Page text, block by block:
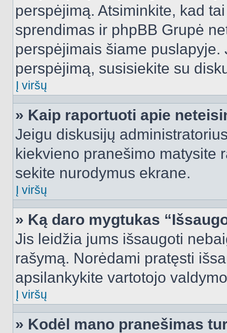
perspėjimą. Atsiminkite, kad
sprendimas ir phpBB Grupė
perspėjimais šiame
perspėjimą, susisiekite su
Į viršų
» Kaip raportuoti apie
Jeigu diskusijų
kiekvieno pranešimo matysite
sekite nurodymus ekrane.
Į viršų
» Ką daro mygtukas
Jis leidžia jums išsaugoti
rašymą. Norėdami pratęsti
apsilankykite vartotojo
Į viršų
» Kodėl mano pranešimas